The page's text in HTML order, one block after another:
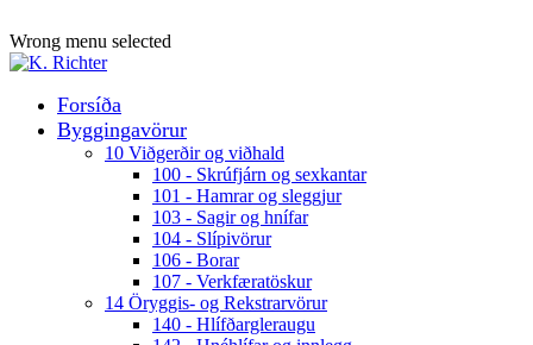
Wrong menu selected
Forsíða
Byggingavörur
10 Viðgerðir og viðhald
100 - Skrúfjárn og sexkantar
101 - Hamrar og sleggjur
103 - Sagir og hnífar
104 - Slípivörur
106 - Borar
107 - Verkfæratöskur
14 Öryggis- og Rekstrarvörur
140 - Hlífðargleraugu